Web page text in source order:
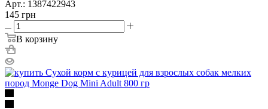
Арт.: 1387422943
145 грн
В корзину